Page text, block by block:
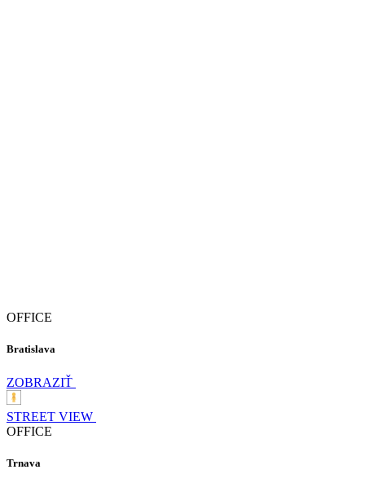
OFFICE
Bratislava
ZOBRAZIŤ
STREET VIEW
OFFICE
Trnava